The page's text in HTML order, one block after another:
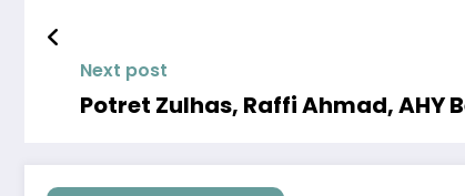
Next post
Potret Zulhas, Raffi Ahmad, AHY